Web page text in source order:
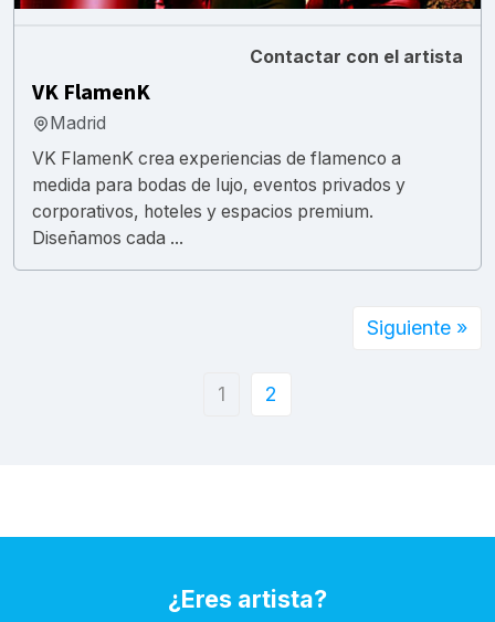
Contactar con el artista
VK FlamenK
Madrid
VK FlamenK crea experiencias de flamenco a
medida para bodas de lujo, eventos privados y
corporativos, hoteles y espacios premium.
Diseñamos cada ...
1 2
Siguiente »
¿Eres artista?